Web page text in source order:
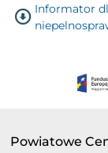
Informator
Powiatowe